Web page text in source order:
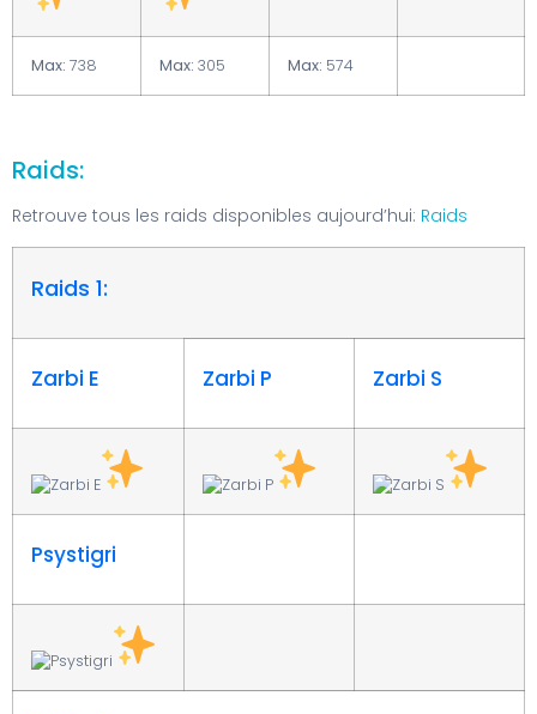
Max: 738 Max: 305 Max: 574
Raids:
Retrouve tous les raids disponibles aujourd’hui: Raids
Raids 1:
Zarbi E Zarbi P Zarbi S
Psystigri